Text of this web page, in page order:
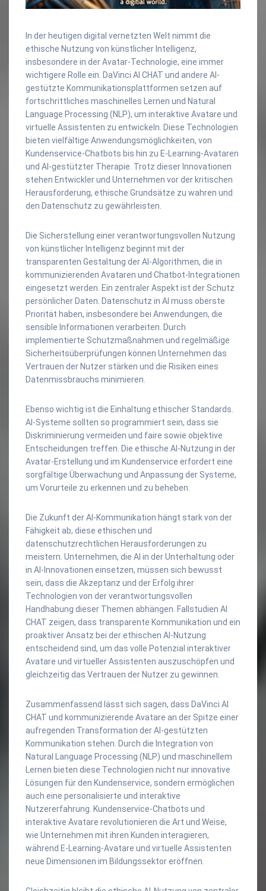
In der heutigen digital vernetzten Welt nimmt die
ethische Nutzung von künstlicher Intelligenz,
insbesondere in der Avatar-Technologie, eine immer
wichtigere Rolle ein. DaVinci AI CHAT und andere AI-
gestützte Kommunikationsplattformen setzen auf
fortschrittliches maschinelles Lernen und Natural
Language Processing (NLP), um interaktive Avatare und
virtuelle Assistenten zu entwickeln. Diese Technologien
bieten vielfältige Anwendungsmöglichkeiten, von
Kundenservice-Chatbots bis hin zu E-Learning-Avataren
und AI-gestützter Therapie. Trotz dieser Innovationen
stehen Entwickler und Unternehmen vor der kritischen
Herausforderung, ethische Grundsätze zu wahren und
den Datenschutz zu gewährleisten.
Die Sicherstellung einer verantwortungsvollen Nutzung
von künstlicher Intelligenz beginnt mit der
transparenten Gestaltung der AI-Algorithmen, die in
kommunizierenden Avataren und Chatbot-Integrationen
eingesetzt werden. Ein zentraler Aspekt ist der Schutz
persönlicher Daten. Datenschutz in AI muss oberste
Priorität haben, insbesondere bei Anwendungen, die
sensible Informationen verarbeiten. Durch
implementierte Schutzmaßnahmen und regelmäßige
Sicherheitsüberprüfungen können Unternehmen das
Vertrauen der Nutzer stärken und die Risiken eines
Datenmissbrauchs minimieren.
Ebenso wichtig ist die Einhaltung ethischer Standards.
AI-Systeme sollten so programmiert sein, dass sie
Diskriminierung vermeiden und faire sowie objektive
Entscheidungen treffen. Die ethische AI-Nutzung in der
Avatar-Erstellung und im Kundenservice erfordert eine
sorgfältige Überwachung und Anpassung der Systeme,
um Vorurteile zu erkennen und zu beheben.
Die Zukunft der AI-Kommunikation hängt stark von der
Fähigkeit ab, diese ethischen und
datenschutzrechtlichen Herausforderungen zu
meistern. Unternehmen, die AI in der Unterhaltung oder
in AI-Innovationen einsetzen, müssen sich bewusst
sein, dass die Akzeptanz und der Erfolg ihrer
Technologien von der verantwortungsvollen
Handhabung dieser Themen abhängen. Fallstudien AI
CHAT zeigen, dass transparente Kommunikation und ein
proaktiver Ansatz bei der ethischen AI-Nutzung
entscheidend sind, um das volle Potenzial interaktiver
Avatare und virtueller Assistenten auszuschöpfen und
gleichzeitig das Vertrauen der Nutzer zu gewinnen.
Zusammenfassend lässt sich sagen, dass DaVinci AI
CHAT und kommunizierende Avatare an der Spitze einer
aufregenden Transformation der AI-gestützten
Kommunikation stehen. Durch die Integration von
Natural Language Processing (NLP) und maschinellem
Lernen bieten diese Technologien nicht nur innovative
Lösungen für den Kundenservice, sondern ermöglichen
auch eine personalisierte und interaktive
Nutzererfahrung. Kundenservice-Chatbots und
interaktive Avatare revolutionieren die Art und Weise,
wie Unternehmen mit ihren Kunden interagieren,
während E-Learning-Avatare und virtuelle Assistenten
neue Dimensionen im Bildungssektor eröffnen.